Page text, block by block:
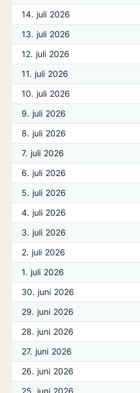
14. juli 2026
13. juli 2026
12. juli 2026
11. juli 2026
10. juli 2026
9. juli 2026
8. juli 2026
7. juli 2026
6. juli 2026
5. juli 2026
4. juli 2026
3. juli 2026
2. juli 2026
1. juli 2026
30. juni 2026
29. juni 2026
28. juni 2026
27. juni 2026
26. juni 2026
25. juni 2026